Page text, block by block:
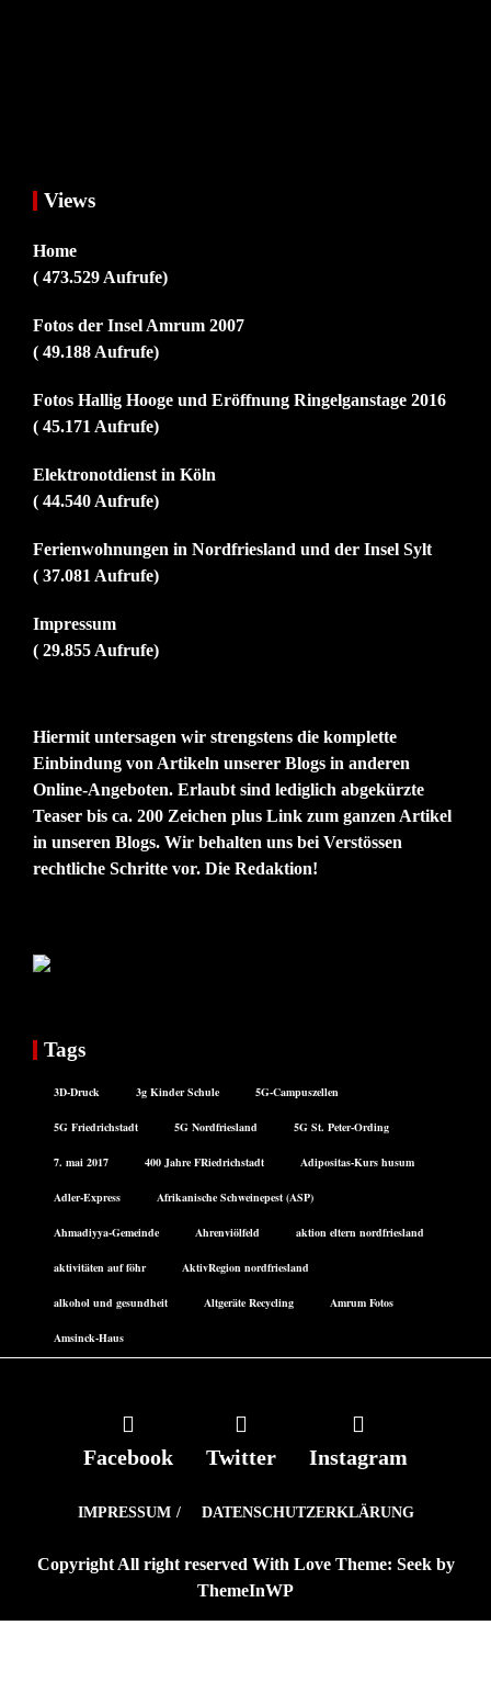
Views
Home
( 473.529 Aufrufe)
Fotos der Insel Amrum 2007
( 49.188 Aufrufe)
Fotos Hallig Hooge und Eröffnung Ringelganstage 2016
( 45.171 Aufrufe)
Elektronotdienst in Köln
( 44.540 Aufrufe)
Ferienwohnungen in Nordfriesland und der Insel Sylt
( 37.081 Aufrufe)
Impressum
( 29.855 Aufrufe)
Hiermit untersagen wir strengstens die komplette
Einbindung von Artikeln unserer Blogs in anderen
Online-Angeboten. Erlaubt sind lediglich abgekürzte
Teaser bis ca. 200 Zeichen plus Link zum ganzen Artikel
in unseren Blogs. Wir behalten uns bei Verstössen
rechtliche Schritte vor. Die Redaktion!
Tags
3D-Druck 3g Kinder Schule 5G-Campuszellen
5G Friedrichstadt 5G Nordfriesland 5G St. Peter-Ording
7. mai 2017 400 Jahre FRiedrichstadt Adipositas-Kurs husum
Adler-Express Afrikanische Schweinepest (ASP)
Ahmadiyya-Gemeinde Ahrenviölfeld aktion eltern nordfriesland
aktivitäten auf föhr AktivRegion nordfriesland
alkohol und gesundheit Altgeräte Recycling Amrum Fotos
Amsinck-Haus
Facebook Twitter Instagram
IMPRESSUM DATENSCHUTZERKLÄRUNG
Copyright All right reserved With Love Theme: Seek by
ThemeInWP